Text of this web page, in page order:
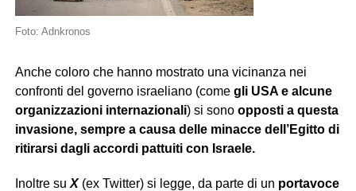
Foto: Adnkronos
Anche coloro che hanno mostrato una vicinanza nei
confronti del governo israeliano (come gli USA e alcune
organizzazioni internazionali) si sonoopposti a questa
invasione, sempre a causa delle minacce dell’Egitto di
ritirarsi dagli accordi pattuiti con Israele.
Inoltre su X(ex Twitter) si legge, da parte di un portavoce